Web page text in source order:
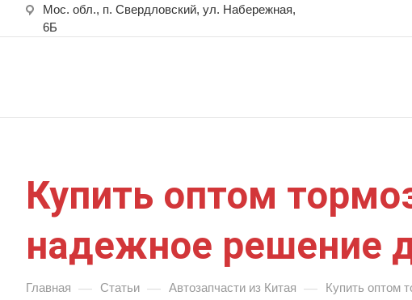
Мос. обл., п. Свердловский, ул. Набережная,
6Б
Купить оптом
надежное решение
Главная — Статьи — Автозапчасти из Китая — Купить оптом